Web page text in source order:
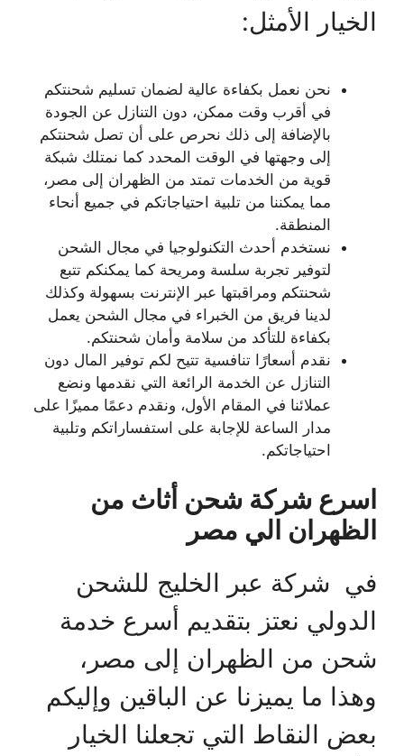
الخيار الأمثل:
نحن نعمل بكفاءة عالية لضمان تسليم شحنتكم
في أقرب وقت ممكن، دون التنازل عن الجودة
بالإضافة إلى ذلك نحرص على أن تصل شحنتكم
إلى وجهتها في الوقت المحدد كما نمتلك شبكة
قوية من الخدمات تمتد من الظهران إلى مصر،
مما يمكننا من تلبية احتياجاتكم في جميع أنحاء
المنطقة.
نستخدم أحدث التكنولوجيا في مجال الشحن
لتوفير تجربة سلسة ومريحة كما يمكنكم تتبع
شحنتكم ومراقبتها عبر الإنترنت بسهولة وكذلك
لدينا فريق من الخبراء في مجال الشحن يعمل
بكفاءة للتأكد من سلامة وأمان شحنتكم.
نقدم أسعارًا تنافسية تتيح لكم توفير المال دون
التنازل عن الخدمة الرائعة التي نقدمها ونضع
عملائنا في المقام الأول، ونقدم دعمًا مميزًا على
مدار الساعة للإجابة على استفساراتكم وتلبية
احتياجاتكم.
اسرع شركة شحن أثاث من
الظهران الي مصر
في شركة عبر الخليج للشحن
الدولي نعتز بتقديم أسرع خدمة
شحن من الظهران إلى مصر،
وهذا ما يميزنا عن الباقين وإليكم
بعض النقاط التي تجعلنا الخيار